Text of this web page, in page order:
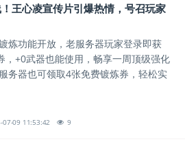
王心凌宣传片引爆热情，号召玩家
炼功能开放，老服务器玩家登录即获
，+0武器也能使用，畅享一周顶级强化
务器也可领取4张免费镀炼券，轻松实
07-09 11:53:42 9